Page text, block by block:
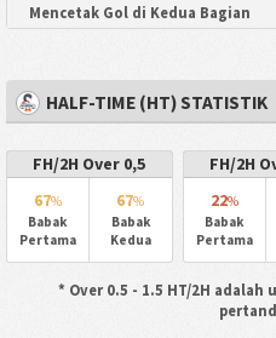
Mencetak Gol di Kedua Bagian
HALF-TIME (HT) STATISTIK
FH/2H Over 0,5
67%
Babak
Pertama
67%
Babak
Kedua
FH/2H
22%
Babak
Pertama
* Over 0.5 - 1.5 HT/2H